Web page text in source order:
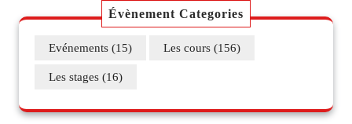
Évènement Categories
Evénements (15) Les cours (156)
Les stages (16)